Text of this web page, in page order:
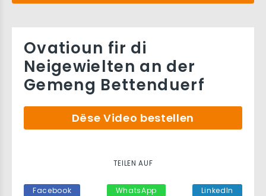
Ovatioun fir di
Neigewielten an der
Gemeng Bettenduerf
Dëse Video bestellen
TEILEN AUF
Facebook WhatsApp LinkedIn